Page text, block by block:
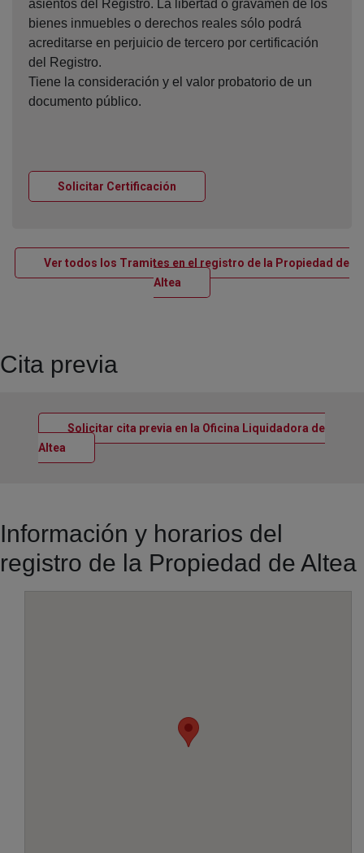
asientos del Registro. La libertad o gravamen de los
bienes inmuebles o derechos reales sólo podrá
acreditarse en perjuicio de tercero por certificación
del Registro.
Tiene la consideración y el valor probatorio de un
documento público.
Solicitar Certificación
Ver todos los Tramites en el registro de la Propiedad de
Altea Ventana nueva
Cita previa
Solicitar cita previa en la Oficina Liquidadora de
Altea Ventana nueva
Información y horarios del
registro de la Propiedad de Altea